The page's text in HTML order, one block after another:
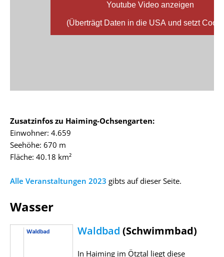
Youtube Video anzeigen
(Überträgt Daten in die USA und setzt
Zusatzinfos zu Haiming-Ochsengarten:
Einwohner: 4.659
Seehöhe: 670 m
Fläche: 40.18 km²
Alle Veranstaltungen 2023 gibts auf dieser Seite.
Wasser
Waldbad (Schwimmbad)
In Haiming im Ötztal liegt diese